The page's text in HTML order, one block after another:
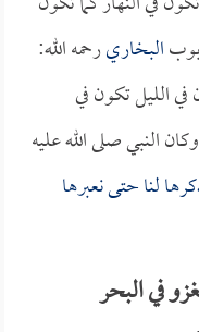
البخاريرحمه الله:
في الليل تكون في
النبي صلى الله عليه
لنا حتى نعبرها
في البحر